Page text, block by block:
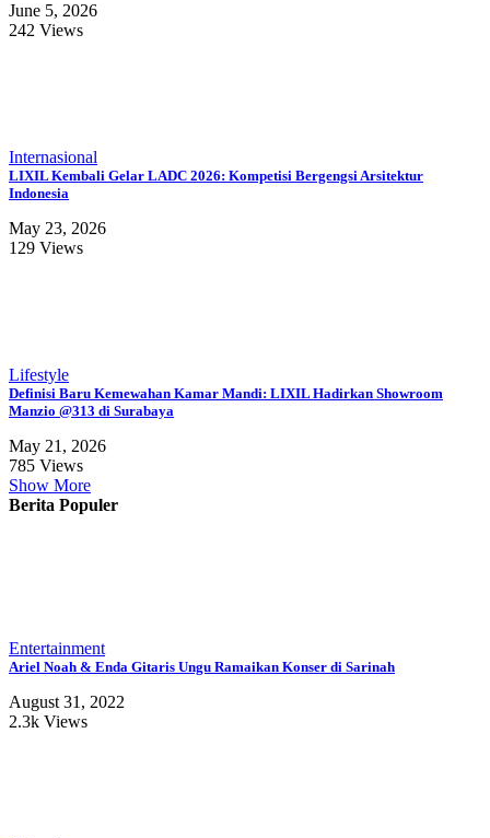
June 5, 2026
242 Views
Internasional
LIXIL Kembali Gelar LADC 2026: Kompetisi Bergengsi Arsitektur
Indonesia
May 23, 2026
129 Views
Lifestyle
Definisi Baru Kemewahan Kamar Mandi: LIXIL Hadirkan Showroom
Manzio @313 di Surabaya
May 21, 2026
785 Views
Show More
Berita Populer
Entertainment
Ariel Noah & Enda Gitaris Ungu Ramaikan Konser di Sarinah
August 31, 2022
2.3k Views